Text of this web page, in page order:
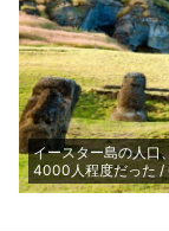
イースター島の人口
4000人程度だった /